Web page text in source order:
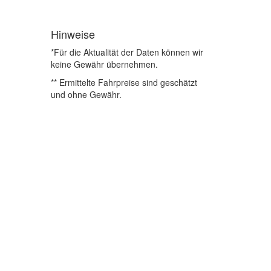
Hinweise
*Für die Aktualität der Daten können wir
keine Gewähr übernehmen.
** Ermittelte Fahrpreise sind geschätzt
und ohne Gewähr.